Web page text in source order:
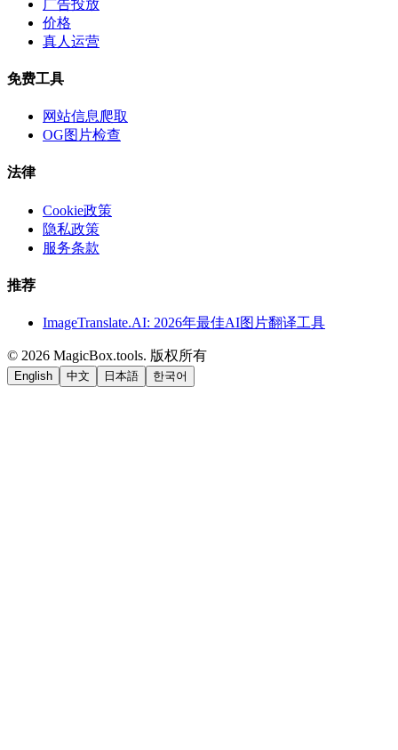
广告投放
价格
真人运营
免费工具
网站信息爬取
OG图片检查
法律
Cookie政策
隐私政策
服务条款
推荐
ImageTranslate.AI: 2026年最佳AI图片翻译工具
© 2026 MagicBox.tools. 版权所有
English 中文 日本語 한국어